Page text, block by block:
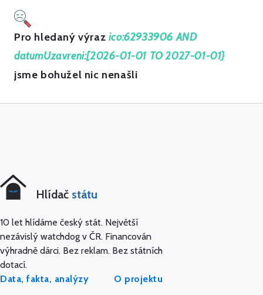
Pro hledaný výraz ico:62933906 AND
datumUzavreni:[2026-01-01 TO 2027-01-01}
jsme bohužel nic nenašli
Hlídač státu
10 let hlídáme český stát. Největší
nezávislý watchdog v ČR. Financován
výhradně dárci. Bez reklam. Bez státních
dotací.
Data, fakta, analýzy
O projektu